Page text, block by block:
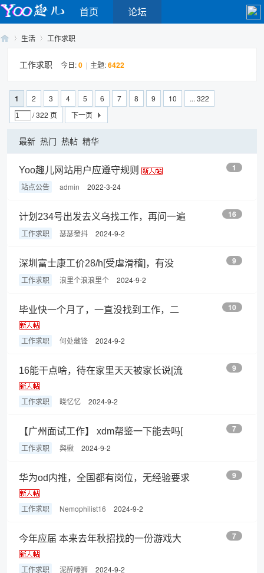
首页 论坛
›
生活
›
工作求职
工作求职 今日:0 | 主题:6422
1 2 3 4 5 6 7 8 9 10
... 322
/ 322 页
下一页
最新 热门 热帖 精华
1
Yoo趣儿网站用户应遵守规则
站点公告
admin 2022-3-24
16
计划234号出发去义乌找工作，再问一遍
工作求职
瑟瑟發抖 2024-9-2
9
深圳富士康工价28/h[受虐滑稽]，有没
工作求职
浪里个浪浪里个 2024-9-2
10
毕业快一个月了，一直没找到工作，二
工作求职 何处藏锋 2024-9-2
9
16能干点啥，待在家里天天被家长说[流
工作求职 晓忆忆 2024-9-2
7
【广州面试工作】 xdm帮鉴一下能去吗[
工作求职
與楸 2024-9-2
9
华为od内推，全国都有岗位，无经验要求
工作求职 Nemophilist16 2024-9-2
7
今年应届 本来去年秋招找的一份游戏大
工作求职 泥醉嚎狮 2024-9-2